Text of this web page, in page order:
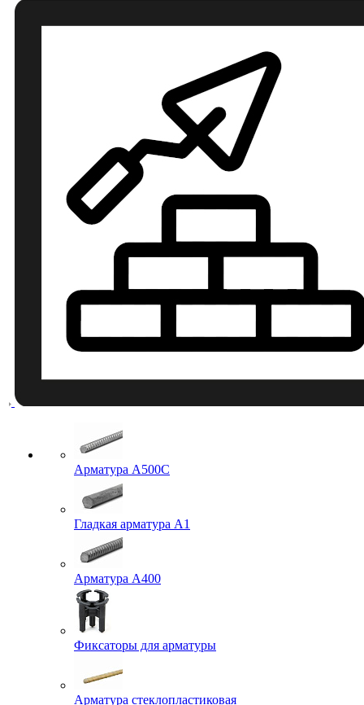
Арматура A500C
Гладкая арматура А1
Арматура А400
Фиксаторы для арматуры
Арматура стеклопластиковая